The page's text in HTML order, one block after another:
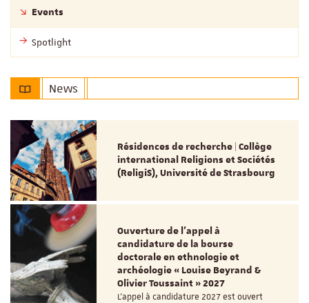
Events
Spotlight
News
Résidences de recherche | Collège
international Religions et Sociétés
(ReligiS), Université de Strasbourg
Ouverture de l'appel à
candidature de la bourse
doctorale en ethnologie et
archéologie « Louise Beyrand &
Olivier Toussaint » 2027
L’appel à candidature 2027 est ouvert